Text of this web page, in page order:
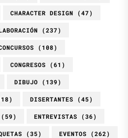
CHARACTER DESIGN (47)
(237)
CONCURSOS (108)
CONGRESOS (61)
DIBUJO (139)
DISERTANTES (45)
(59) ENTREVISTAS (36)
(35) EVENTOS (262)